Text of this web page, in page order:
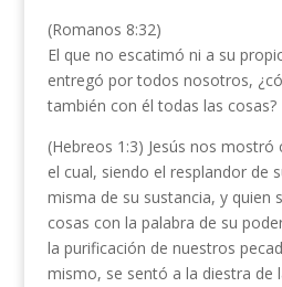
(Romanos 8:32)
El que no escatimó ni a su
entregó por todos nosotros,
también con él todas las cosas?
(Hebreos 1:3) Jesús nos mostró
el cual, siendo el resplandor de
misma de su sustancia, y quien
cosas con la palabra de su
la purificación de nuestros
mismo, se sentó a la diestra de